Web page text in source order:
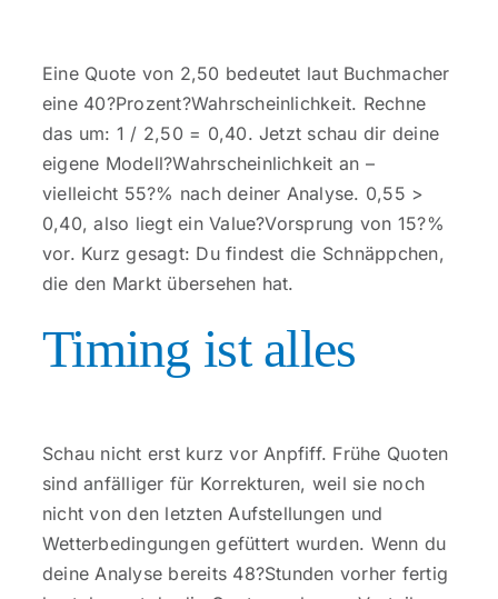
Eine Quote von 2,50 bedeutet laut Buchmacher
eine 40?Prozent?Wahrscheinlichkeit. Rechne
das um: 1 / 2,50 = 0,40. Jetzt schau dir deine
eigene Modell?Wahrscheinlichkeit an –
vielleicht 55?% nach deiner Analyse. 0,55 >
0,40, also liegt ein Value?Vorsprung von 15?%
vor. Kurz gesagt: Du findest die Schnäppchen,
die den Markt übersehen hat.
Timing ist alles
Schau nicht erst kurz vor Anpfiff. Frühe Quoten
sind anfälliger für Korrekturen, weil sie noch
nicht von den letzten Aufstellungen und
Wetterbedingungen gefüttert wurden. Wenn du
deine Analyse bereits 48?Stunden vorher fertig